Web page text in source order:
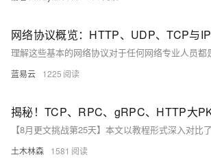
网络协议概览：HTTP、UDP、TCP与IP
蓝易云 1225
土木林森 1581